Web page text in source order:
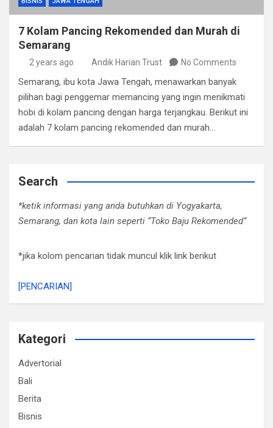
7 Kolam Pancing Rekomended dan Murah di
Semarang
2 years ago Andik Harian Trust No Comments
Semarang, ibu kota Jawa Tengah, menawarkan banyak
pilihan bagi penggemar memancing yang ingin menikmati
hobi di kolam pancing dengan harga terjangkau. Berikut ini
adalah 7 kolam pancing rekomended dan murah…
Search
*ketik informasi yang anda butuhkan di Yogyakarta,
Semarang, dan kota lain seperti “Toko Baju Rekomended”
*jika kolom pencarian tidak muncul klik link berikut
[PENCARIAN]
Kategori
Advertorial
Bali
Berita
Bisnis